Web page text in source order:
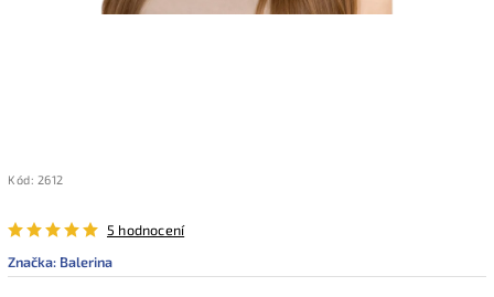
Kód: 2612
5 hodnocení
Značka: Balerina